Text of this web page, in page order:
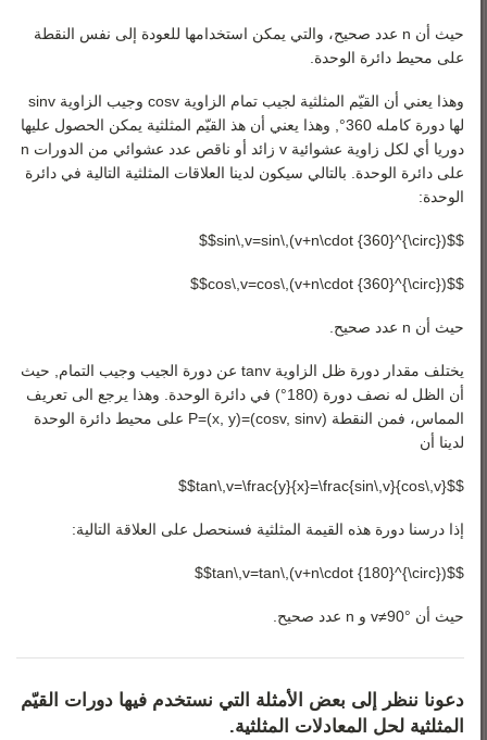
حيث أن n عدد صحيح، والتي يمكن استخدامها للعودة إلى نفس النقطة
على محيط دائرة الوحدة.
وهذا يعني أن القيّم المثلثية لجيب تمام الزاوية cosv وجيب الزاوية sinv
لها دورة كامله 360
° , وهذا يعني أن هذ القيّم المثلثية يمكن الحصول عليها
دوريا أي لكل زاوية عشوائية v
زائد أو ناقص عدد عشوائي من الدورات n
على دائرة الوحدة. بالتالي سيكون لدينا العلاقات المثلثية التالية في دائرة
الوحدة:
$$sin\,v=sin\,(v+n\cdot {360}^{\circ})$$
$$cos\,v=cos\,(v+n\cdot {360}^{\circ})$$
حيث أن n عدد صحيح.
يختلف مقدار دورة ظل الزاوية tanv
عن دورة الجيب وجيب التمام, حيث
أن الظل له نصف دورة (180
°) في دائرة الوحدة. وهذا يرجع الى تعريف
المماس، فمن النقطة
P=(x y)=(cosv, sinv)
على محيط دائرة الوحدة
لدينا أن
$$tan\,v=\frac{y}{x}=\frac{sin\,v}{cos\,v}$$
إذا درسنا دورة هذه القيمة المثلثية فسنحصل على العلاقة التالية:
$$tan\,v=tan\,(v+n\cdot {180}^{\circ})$$
حيث أن v≠90° و n عدد صحيح.
دعونا ننظر إلى بعض الأمثلة التي نستخدم فيها دورات القيّم
المثلثية لحل المعادلات المثلثية.